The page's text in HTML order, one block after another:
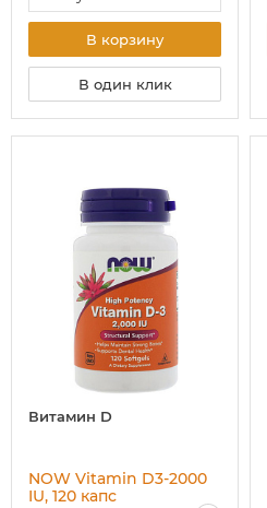
В корзину
В один клик
Витамин D
NOW Vitamin D3-2000
IU, 120 капс